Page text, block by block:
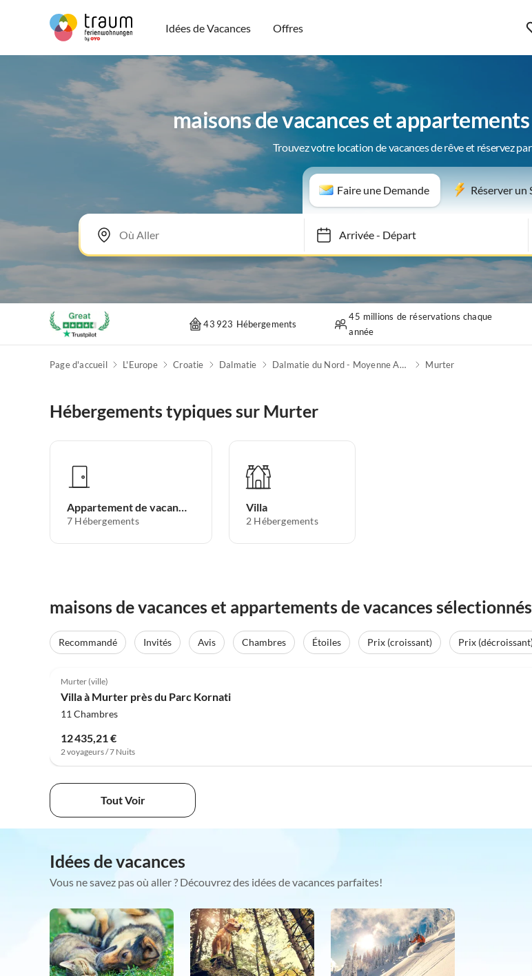
Idées de Vacances Offres
maisons de vacances et
Trouvez votre location de vacances de rêve et réservez
Faire une Demande Réserver un
Arrivée- Départ
43 923 Hébergements
45 millions de réservations chaque
année
Page d'accueil L'Europe Croatie Dalmatie Dalmatie du Nord - Moyenne Adriatique Murter
Hébergements typiques sur Murter
Appartement de vacances
7 Hébergements
Villa
2 Hébergements
maisons de vacances et appartements de vacances
Recommandé Invités Avis Chambres Étoiles Prix (croissant)
Prix
Murter (ville)
Villa à Murter près du Parc Kornati
11 Chambres
12 435,21 €
2 voyageurs / 7 Nuits
Tout Voir
Idées de vacances
Vous ne savez pas où aller ? Découvrez des idées de vacances parfaites!